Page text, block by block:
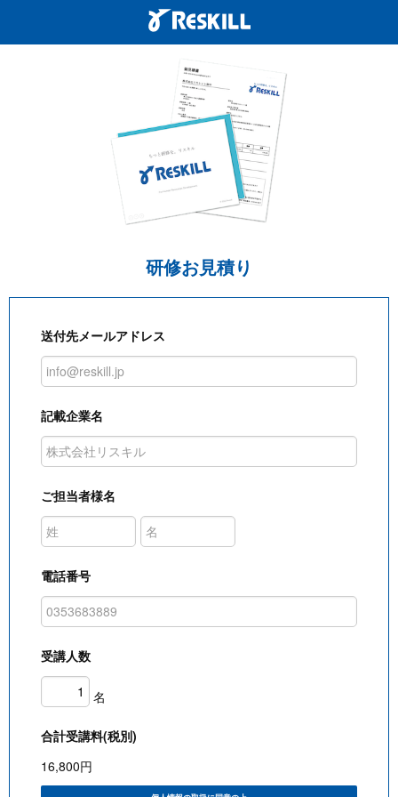
研修お見積り
送付先メールアドレス
記載企業名
ご担当者様名
電話番号
受講人数
名
合計受講料(税別)
16,800円